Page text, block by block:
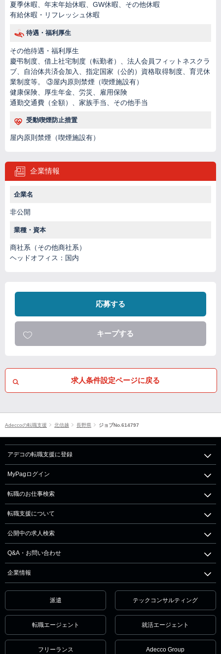
夏季休暇、年末年始休暇、GW休暇、その他休暇
有給休暇・リフレッシュ休暇
待遇・福利厚生
その他待遇・福利厚生
慶弔制度、借上社宅制度（転勤者）、法人会員フィットネスクラ
ブ、自治体共済会加入、指定国家（公的）資格取得制度、育児休
業制度等。 ③屋内原則禁煙（喫煙施設有）
健康保険、厚生年金、労災、雇用保険
通勤交通費（全額）、家族手当、その他手当
受動喫煙防止措置
屋内原則禁煙（喫煙施設有）
企業情報
企業名
非公開
業種・資本
商社系（その他商社系）
ヘッドオフィス：国内
応募する
キープする
求人条件設定ページに戻る
Adeccoの転職支援 北信越 長野県 ジョブNo.614797
アデコの転職支援に登録
MyPagログイン
転職のお仕事検索
転職支援について
公開中の求人検索
Q&A・お問い合わせ
企業情報
派遣 テックコンサルティング
転職エージェント 就活エージェント
フリーランス Adecco Group